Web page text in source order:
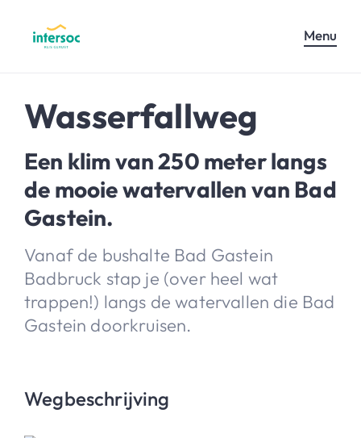
Menu
Wasserfallweg
Een klim van 250 meter langs
de mooie watervallen van Bad
Gastein.
Vanaf de bushalte Bad Gastein
Badbruck stap je (over heel wat
trappen!) langs de watervallen die Bad
Gastein doorkruisen.
Wegbeschrijving